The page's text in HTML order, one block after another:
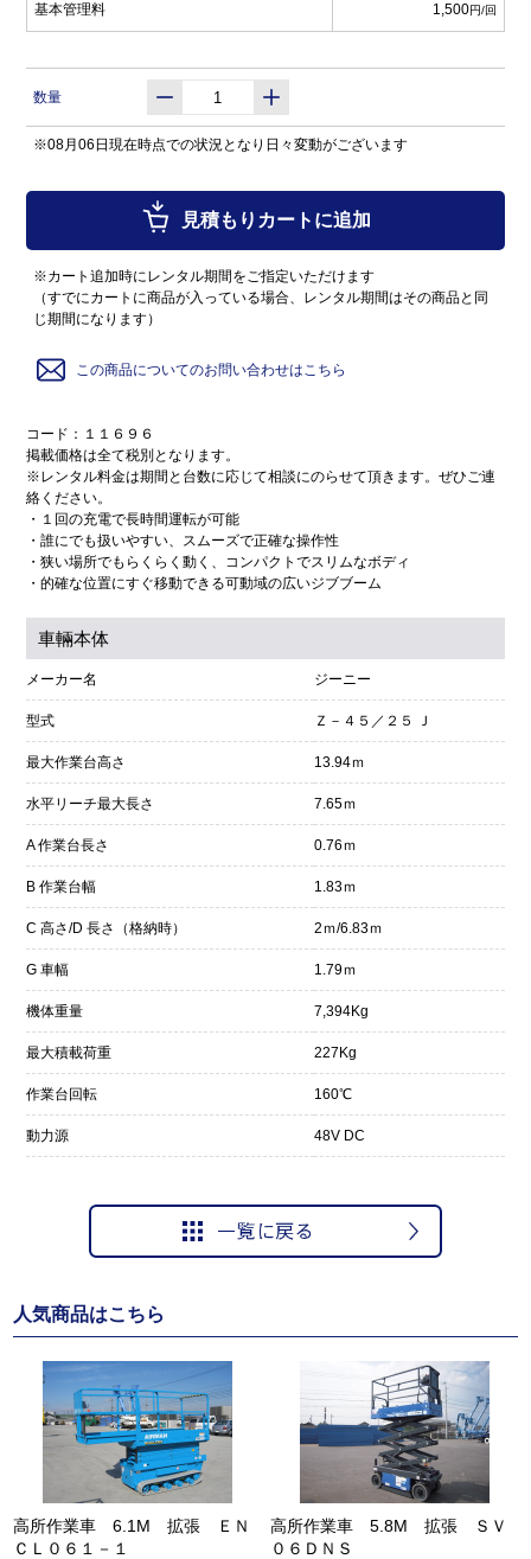
基本管理料 1,500円/回
数量
※08月06日現在時点での状況となり日々変動がございます
見積もりカートに追加
※カート追加時にレンタル期間をご指定いただけます
（すでにカートに商品が入っている場合、レンタル期間はその商品と同
じ期間になります）
この商品についてのお問い合わせはこちら
コード：１１６９６
掲載価格は全て税別となります。
※レンタル料金は期間と台数に応じて相談にのらせて頂きます。ぜひご連
絡ください。
・１回の充電で長時間運転が可能
・誰にでも扱いやすい、スムーズで正確な操作性
・狭い場所でもらくらく動く、コンパクトでスリムなボディ
・的確な位置にすぐ移動できる可動域の広いジブブーム
車輛本体
メーカー名 ジーニー
型式 Ｚ－４５／２５ Ｊ
最大作業台高さ 13.94ｍ
水平リーチ最大長さ 7.65ｍ
A 作業台長さ 0.76ｍ
B 作業台幅 1.83ｍ
C 高さ/D 長さ（格納時） 2ｍ/6.83ｍ
G 車幅 1.79ｍ
機体重量 7,394Kg
最大積載荷重 227Kg
作業台回転 160℃
動力源 48V DC
人気商品はこちら
高所作業車 6.1M 拡張 ＥＮ
ＣＬ０６１－１
高所作業車 5.8M 拡張 ＳＶ
０６ＤＮＳ